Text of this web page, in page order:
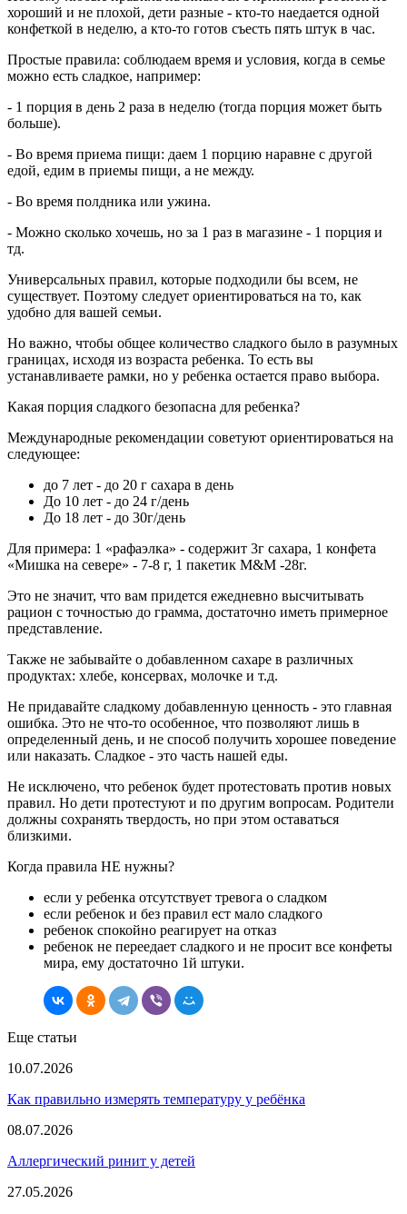
хороший и не плохой, дети разные - кто-то наедается одной
конфеткой в неделю, а кто-то готов съесть пять штук в час.
Простые правила: соблюдаем время и условия, когда в семье
можно есть сладкое, например:
- 1 порция в день 2 раза в неделю (тогда порция может быть
больше).
- Во время приема пищи: даем 1 порцию наравне с другой
едой, едим в приемы пищи, а не между.
- Во время полдника или ужина.
- Можно сколько хочешь, но за 1 раз в магазине - 1 порция и
тд.
Универсальных правил, которые подходили бы всем, не
существует. Поэтому следует ориентироваться на то, как
удобно для вашей семьи.
Но важно, чтобы общее количество сладкого было в разумных
границах, исходя из возраста ребенка. То есть вы
устанавливаете рамки, но у ребенка остается право выбора.
Какая порция сладкого безопасна для ребенка?
Международные рекомендации советуют ориентироваться на
следующее:
до 7 лет - до 20 г сахара в день
До 10 лет - до 24 г/день
До 18 лет - до 30г/день
Для примера: 1 «рафаэлка» - содержит 3г сахара, 1 конфета
«Мишка на севере» - 7-8 г, 1 пакетик М&М -28г.
Это не значит, что вам придется ежедневно высчитывать
рацион с точностью до грамма, достаточно иметь примерное
представление.
Также не забывайте о добавленном сахаре в различных
продуктах: хлебе, консервах, молочке и т.д.
Не придавайте сладкому добавленную ценность - это главная
ошибка. Это не что-то особенное, что позволяют лишь в
определенный день, и не способ получить хорошее поведение
или наказать. Сладкое - это часть нашей еды.
Не исключено, что ребенок будет протестовать против новых
правил. Но дети протестуют и по другим вопросам. Родители
должны сохранять твердость, но при этом оставаться
близкими.
Когда правила НЕ нужны?
если у ребенка отсутствует тревога о сладком
если ребенок и без правил ест мало сладкого
ребенок спокойно реагирует на отказ
ребенок не переедает сладкого и не просит все конфеты
мира, ему достаточно 1й штуки.
Еще статьи
10.07.2026
Как правильно измерять температуру у ребёнка
08.07.2026
Аллергический ринит у детей
27.05.2026